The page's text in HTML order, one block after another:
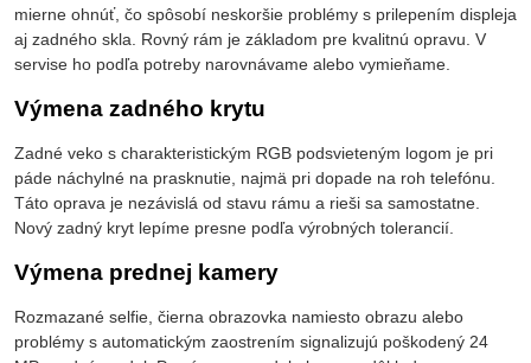
mierne ohnúť, čo spôsobí neskoršie problémy s prilepením displeja
aj zadného skla. Rovný rám je základom pre kvalitnú opravu. V
servise ho podľa potreby narovnávame alebo vymieňame.
Výmena zadného krytu
Zadné veko s charakteristickým RGB podsvieteným logom je pri
páde náchylné na prasknutie, najmä pri dopade na roh telefónu.
Táto oprava je nezávislá od stavu rámu a rieši sa samostatne.
Nový zadný kryt lepíme presne podľa výrobných tolerancií.
Výmena prednej kamery
Rozmazané selfie, čierna obrazovka namiesto obrazu alebo
problémy s automatickým zaostrením signalizujú poškodený 24